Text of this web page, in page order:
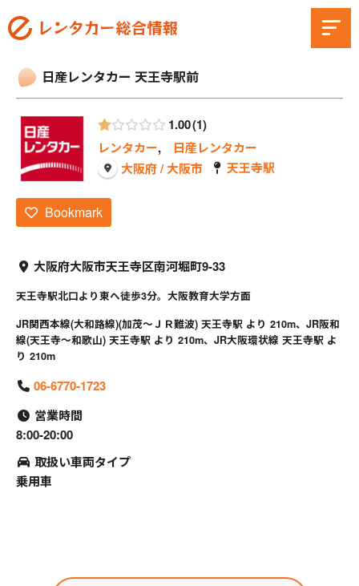
日産レンタカー 天王寺駅前
1.00 1
レンタカー, 日産レンタカー
大阪府 / 大阪市
天王寺駅
Bookmark
大阪府大阪市天王寺区南河堀町9-33
天王寺駅北口より東へ徒歩3分。大阪教育大学方面
JR関西本線(大和路線)(加茂～ＪＲ難波) 天王寺駅 より 210m、JR阪和
線(天王寺～和歌山) 天王寺駅 より 210m、JR大阪環状線 天王寺駅 よ
り 210m
06-6770-1723
営業時間
8:00-20:00
取扱い車両タイプ
乗用車